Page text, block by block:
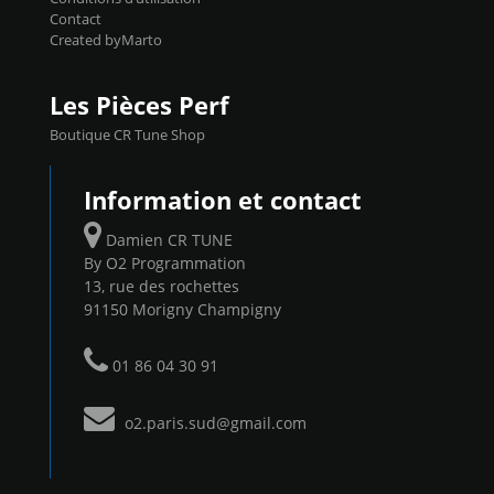
Contact
Created byMarto
Les Pièces Perf
Boutique CR Tune Shop
Information et contact
Damien CR TUNE
By O2 Programmation
13, rue des rochettes
91150 Morigny Champigny
01 86 04 30 91
o2.paris.sud@gmail.com